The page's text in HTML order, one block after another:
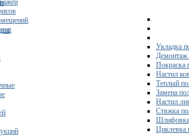
Укладка
Демонтаж
Покраска
Настил
Теплый
Замена
Настил
Стяжка
Циклевка